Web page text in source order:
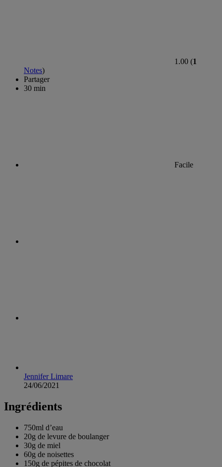
1.00 (1
Notes)
Partager
30 min
Facile
Jennifer Limare
24/06/2021
Ingrédients
750ml d’eau
20g de levure de boulanger
30g de miel
60g de noisettes
150g de pépites de chocolat